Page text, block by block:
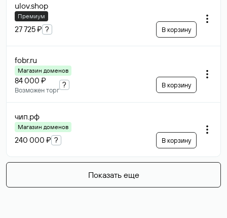
ulov.shop
Премиум
27 725 ₽ ? В корзину
fobr.ru
Магазин доменов
84 000 ₽
Возможен торг
? В корзину
чип.рф
Магазин доменов
240 000 ₽ ? В корзину
Показать еще